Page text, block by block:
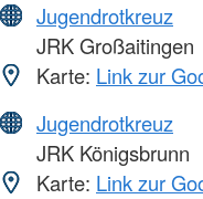
Jugendrotkreuz
JRK Großaitingen
Karte: Link zur
Jugendrotkreuz
JRK Königsbrunn
Karte: Link zur